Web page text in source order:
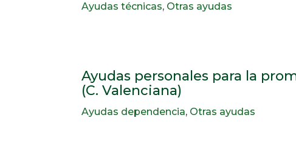
Ayudas técnicas, Otras ayudas
Ayudas personales para la
(C. Valenciana)
Ayudas dependencia, Otras ayudas